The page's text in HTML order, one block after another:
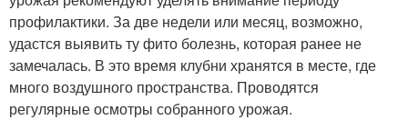
профилактики. За две недели или месяц, возможно,
удастся выявить ту фито болезнь, которая ранее не
замечалась. В это время клубни хранятся в месте, где
много воздушного пространства. Проводятся
регулярные осмотры собранного урожая.